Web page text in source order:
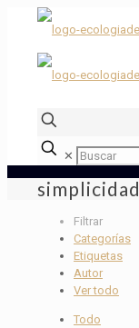
✕
simplicidad
Filtrar
Categorías
Etiquetas
Autor
Ver todo
Todo